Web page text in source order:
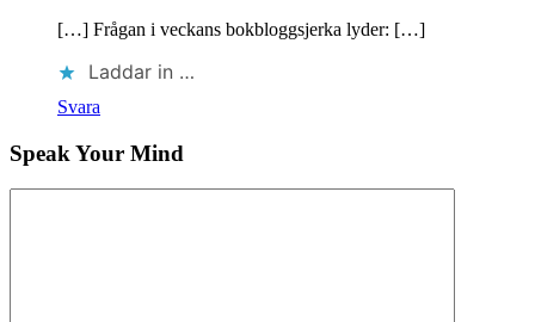
[…] Frågan i veckans bokbloggsjerka lyder: […]
Laddar in …
Svara
Speak Your Mind